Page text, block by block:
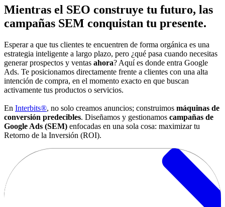
Mientras el SEO construye tu futuro, las
campañas SEM conquistan tu presente.
Esperar a que tus clientes te encuentren de forma orgánica es una
estrategia inteligente a largo plazo, pero ¿qué pasa cuando necesitas
generar prospectos y ventas ahora? Aquí es donde entra Google
Ads. Te posicionamos directamente frente a clientes con una alta
intención de compra, en el momento exacto en que buscan
activamente tus productos o servicios.
En Interbits®, no solo creamos anuncios; construimos máquinas de
conversión predecibles. Diseñamos y gestionamos campañas de
Google Ads (SEM) enfocadas en una sola cosa: maximizar tu
Retorno de la Inversión (ROI).